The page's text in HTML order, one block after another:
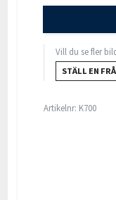
Vill du se fler
STÄLL EN
Artikelnr: K700